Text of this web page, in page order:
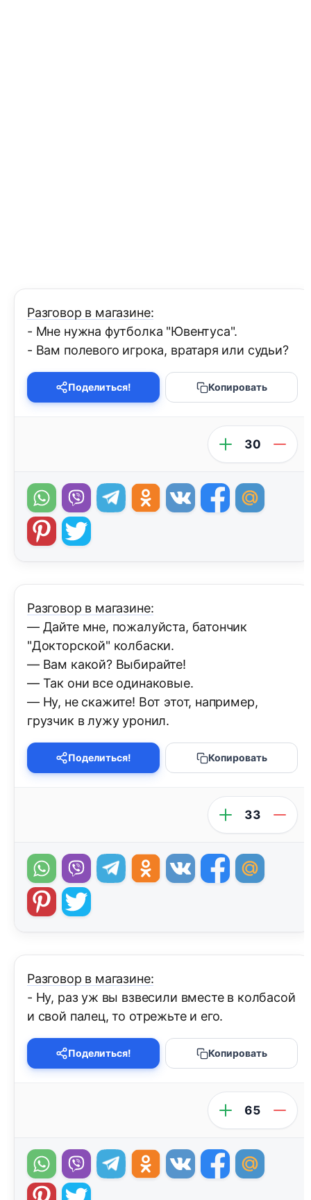
Разговор в магазине:
- Мне нужна футболка "Ювентуса".
- Вам полевого игрока, вратаря или судьи?
Поделиться! Копировать
30
Разговор в магазине:
— Дайте мне, пожалуйста, батончик
"Докторской" колбаски.
— Вам какой? Выбирайте!
— Так они все одинаковые.
— Ну, не скажите! Вот этот, например,
грузчик в лужу уронил.
Поделиться! Копировать
33
Разговор в магазине:
- Ну, раз уж вы взвесили вместе в колбасой
и свой палец, то отрежьте и его.
Поделиться! Копировать
65